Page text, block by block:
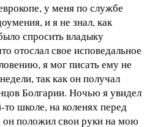
у меня по службе
и я не знал, как
спросить владыку
отослал свое исповедальное
я мог писать ему не
так как он получал
Болгарии. Ночью я увидел
школе, на коленях перед
положил свои руки на мою